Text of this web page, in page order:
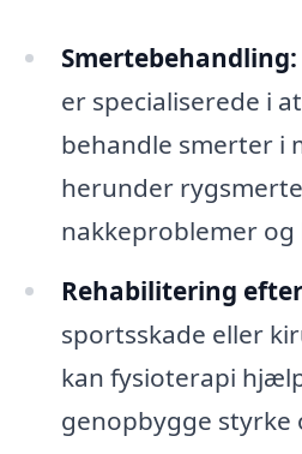
Smertebehandling:
er specialiserede i
behandle smerter i
herunder
nakkeproblemer
Rehabilitering
sportsskade eller
kan fysioterapi
genopbygge styrke